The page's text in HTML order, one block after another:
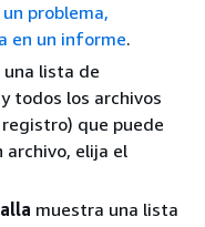
problema,
en un informe.
lista de
todos los archivos
que puede
archivo, elija el
muestra una lista